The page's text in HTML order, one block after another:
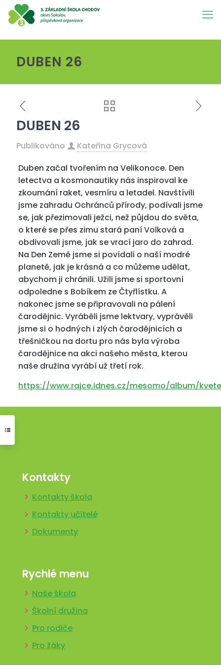
DUBEN 26
DUBEN 26
Publikováno
Kateřina Grycová
Duben začal tvořením na Velikonoce. Den
letectva a kosmonautiky nás inspiroval ke
zkoumání raket, vesmíru a letadel. Navštívili
jsme zahradu Ochránců přírody, podívali jsme
se, jak přezimovali ježci, než půjdou do světa,
o které se přes zimu stará paní Volková a
obdivovali jsme, jak se vrací jaro do zahrad.
Na Den Země jsme si povídali o naší modré
planetě, jak je krásná a co můžeme udělat,
abychom ji chránili. Užili jsme si sportovní
odpoledne s Bobíkem ze Čtyřlístku. A
nakonec jsme se připravovali na pálení
čarodějnic. Vyráběli jsme lektvary, vyprávěli
jsme si o hodných i zlých čarodějnicích a
třešničkou na dortu pro nás byla výroba
čarodějnice na akci našeho města, kterou
naše družina vyrábí už třetí rok.
https://www.rajce.idnes.cz/mesomo/album/kvete
Kontakty
Kontakty škola
Kontakty učitelé
Dokumenty
Rychlé menu
Naše škola
Školní družina
Pro rodiče
Pro žáky